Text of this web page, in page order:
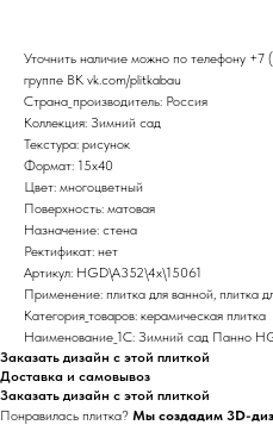
Уточнить наличие можно по телефону +7
группе ВК vk.com/plitkabau
Страна_производитель: Россия
Коллекция: Зимний сад
Текстура: рисунок
Формат: 15x40
Цвет: многоцветный
Поверхность: матовая
Назначение: стена
Ректификат: нет
Артикул: HGD\A352\4x\15061
Применение: плитка для ванной, плитка
Категория_товаров: керамическая плитка
Наименование_1С: Зимний сад Панно
Заказать дизайн с этой плиткой
Доставка и самовывоз
Заказать дизайн с этой плиткой
Понравилась плитка? Мы создадим 3D-